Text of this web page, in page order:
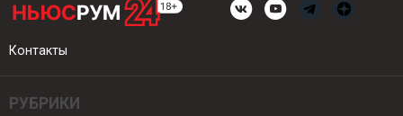
Контакты
РУБРИКИ